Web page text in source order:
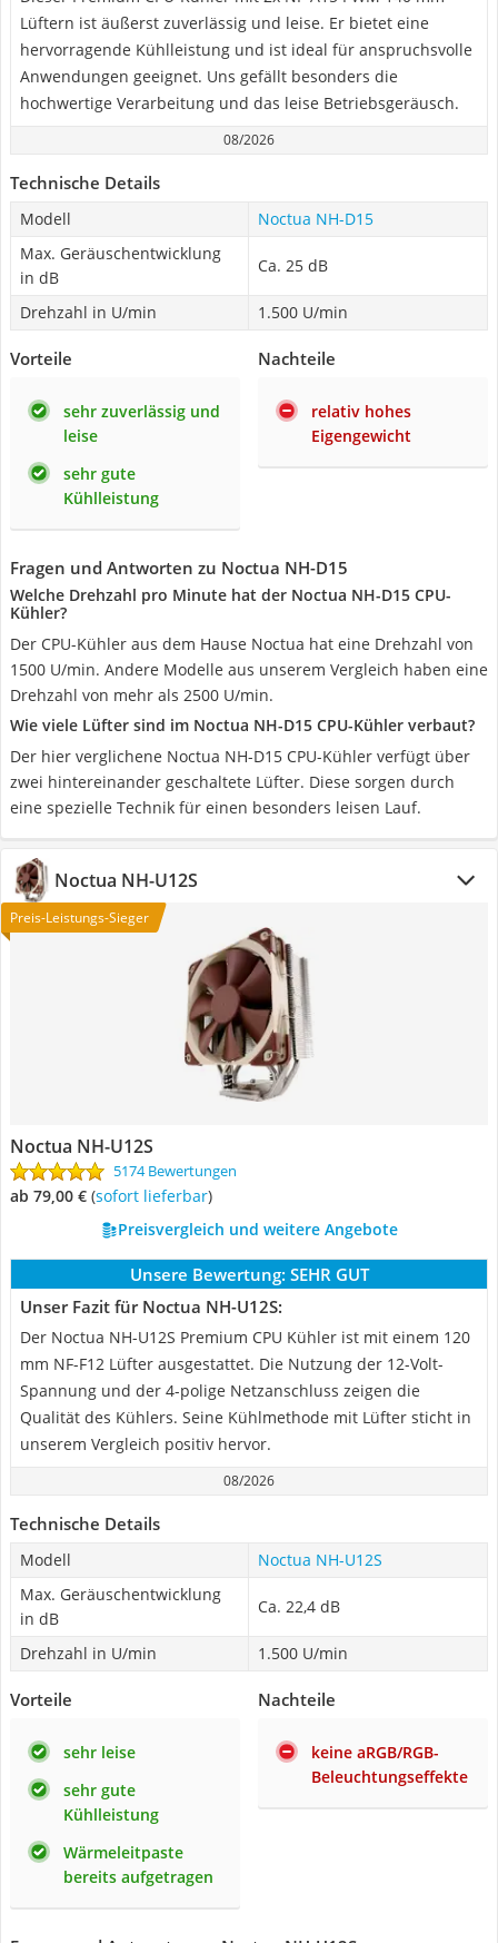
Lüftern ist äußerst zuverlässig und leise. Er bietet eine
hervorragende Kühlleistung und ist ideal für anspruchsvolle
Anwendungen geeignet. Uns gefällt besonders die
hochwertige Verarbeitung und das leise Betriebsgeräusch.
08/2026
Technische Details
Modell
Noctua NH-D15
Max. Geräuschentwicklung
in dB
Ca. 25 dB
Drehzahl in U/min 1.500 U/min
Vorteile
sehr zuverlässig und
leise
sehr gute
Kühlleistung
Nachteile
relativ hohes
Eigengewicht
Fragen und Antworten zu Noctua NH-D15
Welche Drehzahl pro Minute hat der Noctua NH-D15 CPU-
Kühler?
Der CPU-Kühler aus dem Hause Noctua hat eine Drehzahl von
1500 U/min. Andere Modelle aus unserem Vergleich haben eine
Drehzahl von mehr als 2500 U/min.
Wie viele Lüfter sind im Noctua NH-D15 CPU-Kühler verbaut?
Der hier verglichene Noctua NH-D15 CPU-Kühler verfügt über
zwei hintereinander geschaltete Lüfter. Diese sorgen durch
eine spezielle Technik für einen besonders leisen Lauf.
Noctua NH-U12S
Preis-Leistungs-Sieger
Noctua NH-U12S
5174 Bewertungen
ab 79,00 € ( Sofort lieferbar)
Preisvergleich und weitere Angebote
Unsere Bewertung: SEHR GUT
Unser Fazit für Noctua NH-U12S:
Der Noctua NH-U12S Premium CPU Kühler ist mit einem 120
mm NF-F12 Lüfter ausgestattet. Die Nutzung der 12-Volt-
Spannung und der 4-polige Netzanschluss zeigen die
Qualität des Kühlers. Seine Kühlmethode mit Lüfter sticht in
unserem Vergleich positiv hervor.
08/2026
Technische Details
Modell
Noctua NH-U12S
Max. Geräuschentwicklung
in dB
Ca. 22,4 dB
Drehzahl in U/min 1.500 U/min
Vorteile
sehr leise
sehr gute
Kühlleistung
Wärmeleitpaste
bereits aufgetragen
Nachteile
keine aRGB/RGB-
Beleuchtungseffekte